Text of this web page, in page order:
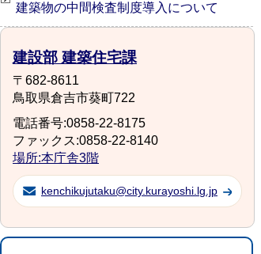
建築物の中間検査制度導入について
建設部 建築住宅課
〒682-8611
鳥取県倉吉市葵町722
電話番号:0858-22-8175
ファックス:0858-22-8140
場所:本庁舎3階
kenchikujutaku@city.kurayoshi.lg.jp